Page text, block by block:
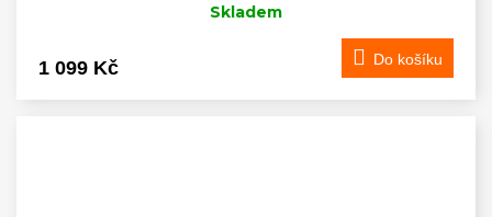
Skladem
1 099 Kč Do košíku